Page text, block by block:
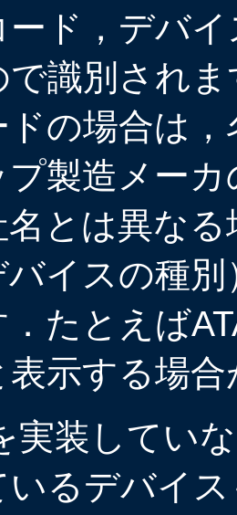
ド，デバ
で識別され
ドの場合は
製造メー
名とは異な
バイスの種
たとえば
表示する場
装してい
いるデバイ